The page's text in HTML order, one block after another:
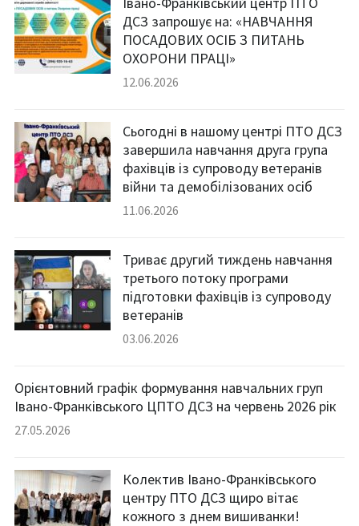
ДСЗ запрошує на: «НАВЧАННЯ
ПОСАДОВИХ ОСІБ З ПИТАНЬ
ОХОРОНИ ПРАЦІ»
12.06.2026
Сьогодні в нашому центрі ПТО ДСЗ
завершила навчання друга група
фахівців із супроводу ветеранів
війни та демобілізованих осіб
11.06.2026
Триває другий тиждень навчання
третього потоку програми
підготовки фахівців із супроводу
ветеранів
03.06.2026
Орієнтовний графік формування навчальних груп
Івано-Франківського ЦПТО ДСЗ на червень 2026 рік
27.05.2026
Колектив Івано-Франківського
центру ПТО ДСЗ щиро вітає
кожного з днем вишиванки!